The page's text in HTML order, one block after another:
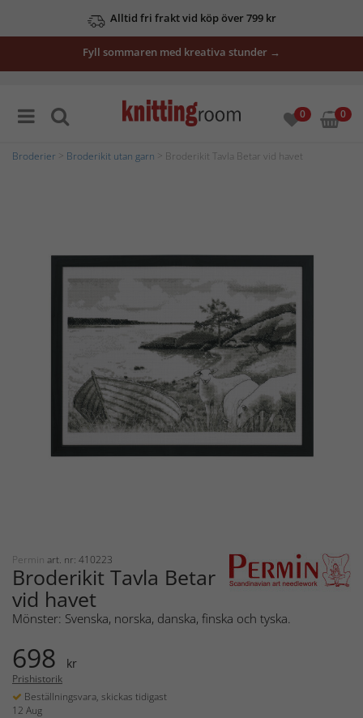
Alltid fri frakt vid köp över 799 kr
Fyll sommaren med kreativa stunder →
0 0
Broderier Broderikit utan garn > Broderikit Tavla Betar vid havet
Permin art. nr: 410223
Broderikit Tavla Betar
vid havet
Mönster: Svenska, norska, danska, finska och tyska.
698 kr
Prishistorik
Beställningsvara, skickas tidigast
12 Aug